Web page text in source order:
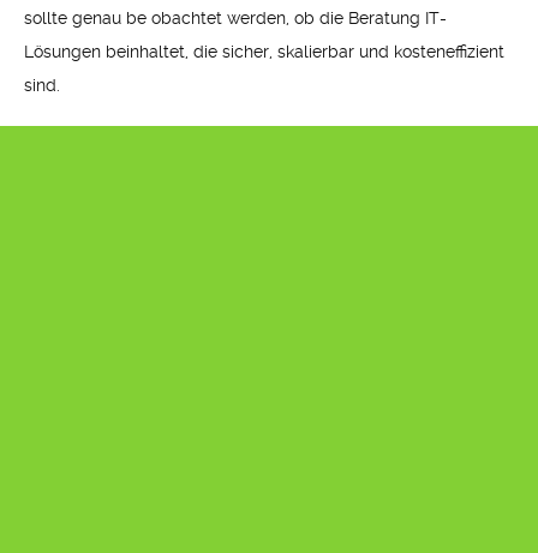
sollte genau be obachtet werden, ob die Beratung IT-
Lösungen beinhaltet, die sicher, skalierbar und kosteneffizient
sind.